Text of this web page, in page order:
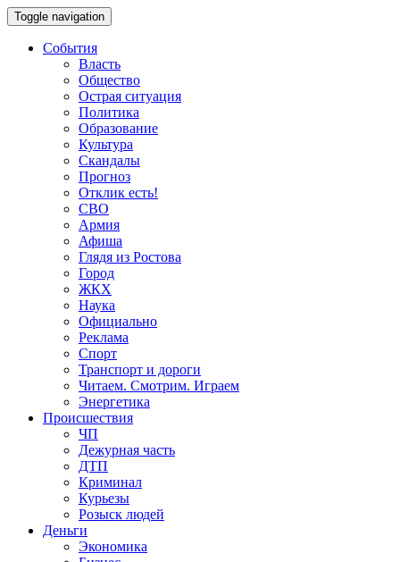
Toggle navigation
События
Власть
Общество
Острая ситуация
Политика
Образование
Культура
Скандалы
Прогноз
Отклик есть!
СВО
Армия
Афиша
Глядя из Ростова
Город
ЖКХ
Наука
Официально
Реклама
Спорт
Транспорт и дороги
Читаем. Смотрим. Играем
Энергетика
Происшествия
ЧП
Дежурная часть
ДТП
Криминал
Курьезы
Розыск людей
Деньги
Экономика